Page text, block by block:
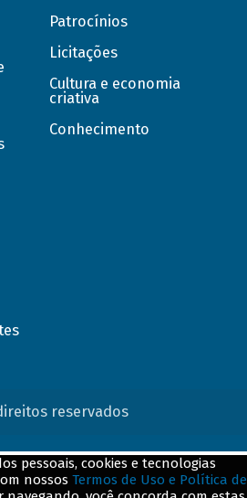
Patrocínios
Licitações
Cultura e economia
criativa
Conhecimento
reservados
pessoais, cookies e tecnologias
nossos Termos de Uso e Política de